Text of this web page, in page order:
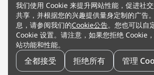
我们使用 Cookie 来提升网站性能，促进社
共享，并根据您的兴趣提供量身定制的广告
息，请参阅我们的Cookie公告。您也可以自
Cookie 设置。请注意，如果您拒绝 Cookie
站功能和性能。
全都接受 拒绝所有 管理
条款条约
隐私声明
您的隐私选项
霍尼韦尔科技Cookie通知
退订
漏洞报告